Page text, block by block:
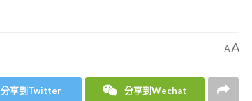
AA
分享到Twitter 分享到Wechat